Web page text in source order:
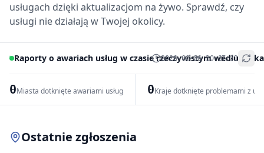
usługach dzięki aktualizacjom na żywo. Sprawdź, czy
usługi nie działają w Twojej okolicy.
Raporty o awariach usług w czasie rzeczywistym według
2026-08-06 10:27:31
0Miasta dotknięte awariami usług 0Kraje dotknięte problemami z
+
Ostatnie zgłoszenia